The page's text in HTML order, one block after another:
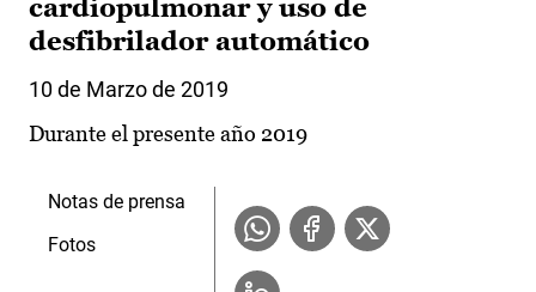
cardiopulmonar y uso de
desfibrilador automático
10 de Marzo de 2019
Durante el presente año 2019
Notas de prensa
Fotos